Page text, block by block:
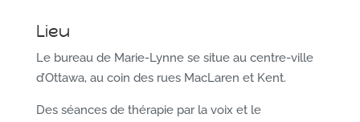
Lieu
Le bureau de Marie-Lynne se situe au centre-ville
d’Ottawa, au coin des rues MacLaren et Kent.
Des séances de thérapie par la voix et le